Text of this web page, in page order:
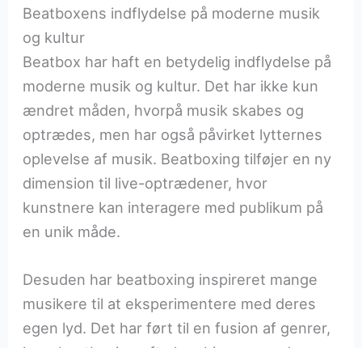
Beatboxens indflydelse på moderne musik
og kultur
Beatbox har haft en betydelig indflydelse på
moderne musik og kultur. Det har ikke kun
ændret måden, hvorpå musik skabes og
optrædes, men har også påvirket lytternes
oplevelse af musik. Beatboxing tilføjer en ny
dimension til live-optrædener, hvor
kunstnere kan interagere med publikum på
en unik måde.
Desuden har beatboxing inspireret mange
musikere til at eksperimentere med deres
egen lyd. Det har ført til en fusion af genrer,